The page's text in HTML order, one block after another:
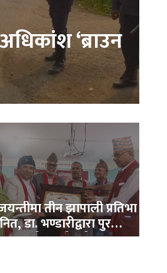
‘ब्राउन
तीन झापाली प्रतिभा
डा. भण्डारीद्वारा पुरस्कार
अर्पण